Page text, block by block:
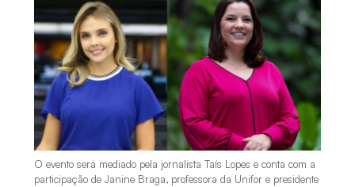
O evento será mediado pela jornalista Taís Lopes e conta com a
participação de Janine Braga, professora da Unifor e presidente